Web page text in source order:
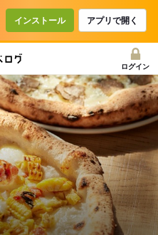
インストール アプリで開く
ログイン